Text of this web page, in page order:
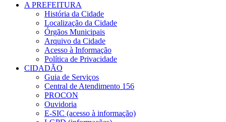
A PREFEITURA
História da Cidade
Localização da Cidade
Órgãos Municipais
Arquivo da Cidade
Acesso à Informação
Política de Privacidade
CIDADÃO
Guia de Serviços
Central de Atendimento 156
PROCON
Ouvidoria
E-SIC (acesso à informação)